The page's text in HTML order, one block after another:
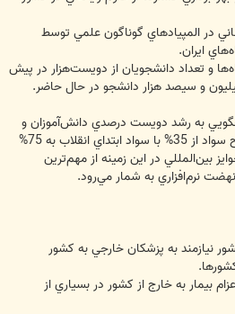
در المپيادهاي گوناگون علمي توسط
ايران.
و تعداد دانشجويان از دويست‌هزار در پيش
و سيصد هزار دانشجو در حال حاضر.
به رشد دويست درصدي دانش‌آموزان و
مقابله با بي‌سوادي و ارتقاي سطح ‏سواد از 35% با سواد ابتداي انقلاب به 75%
بين‌المللي در اين زمينه از مهم‌ترين
نرم‌افزاري به شمار مي‌رود.
نيازمند به پزشكان خارجي به كشور
بيمار به خارج از كشور در بسياري از